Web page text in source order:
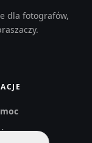
dla fotografów,